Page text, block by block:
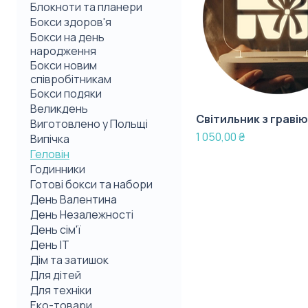
Блокноти та планери
Бокси здоров'я
Бокси на день
народження
Бокси новим
співробітникам
Бокси подяки
Великдень
Виготовлено у Польщі
Випічка
Геловін
Годинники
Готові бокси та набори
День Валентина
День Незалежності
День сім'ї
День IT
Дім та затишок
Для дітей
Для техніки
Світильник з
Ціна
1 050,00 ₴